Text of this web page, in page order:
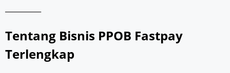
Tentang Bisnis PPOB Fastpay
Terlengkap